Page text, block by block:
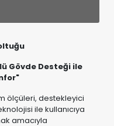
Gövde Desteği ile
ölçüleri, destekleyici
amacıyla
uzun süre
destek sağlayarak
olur.